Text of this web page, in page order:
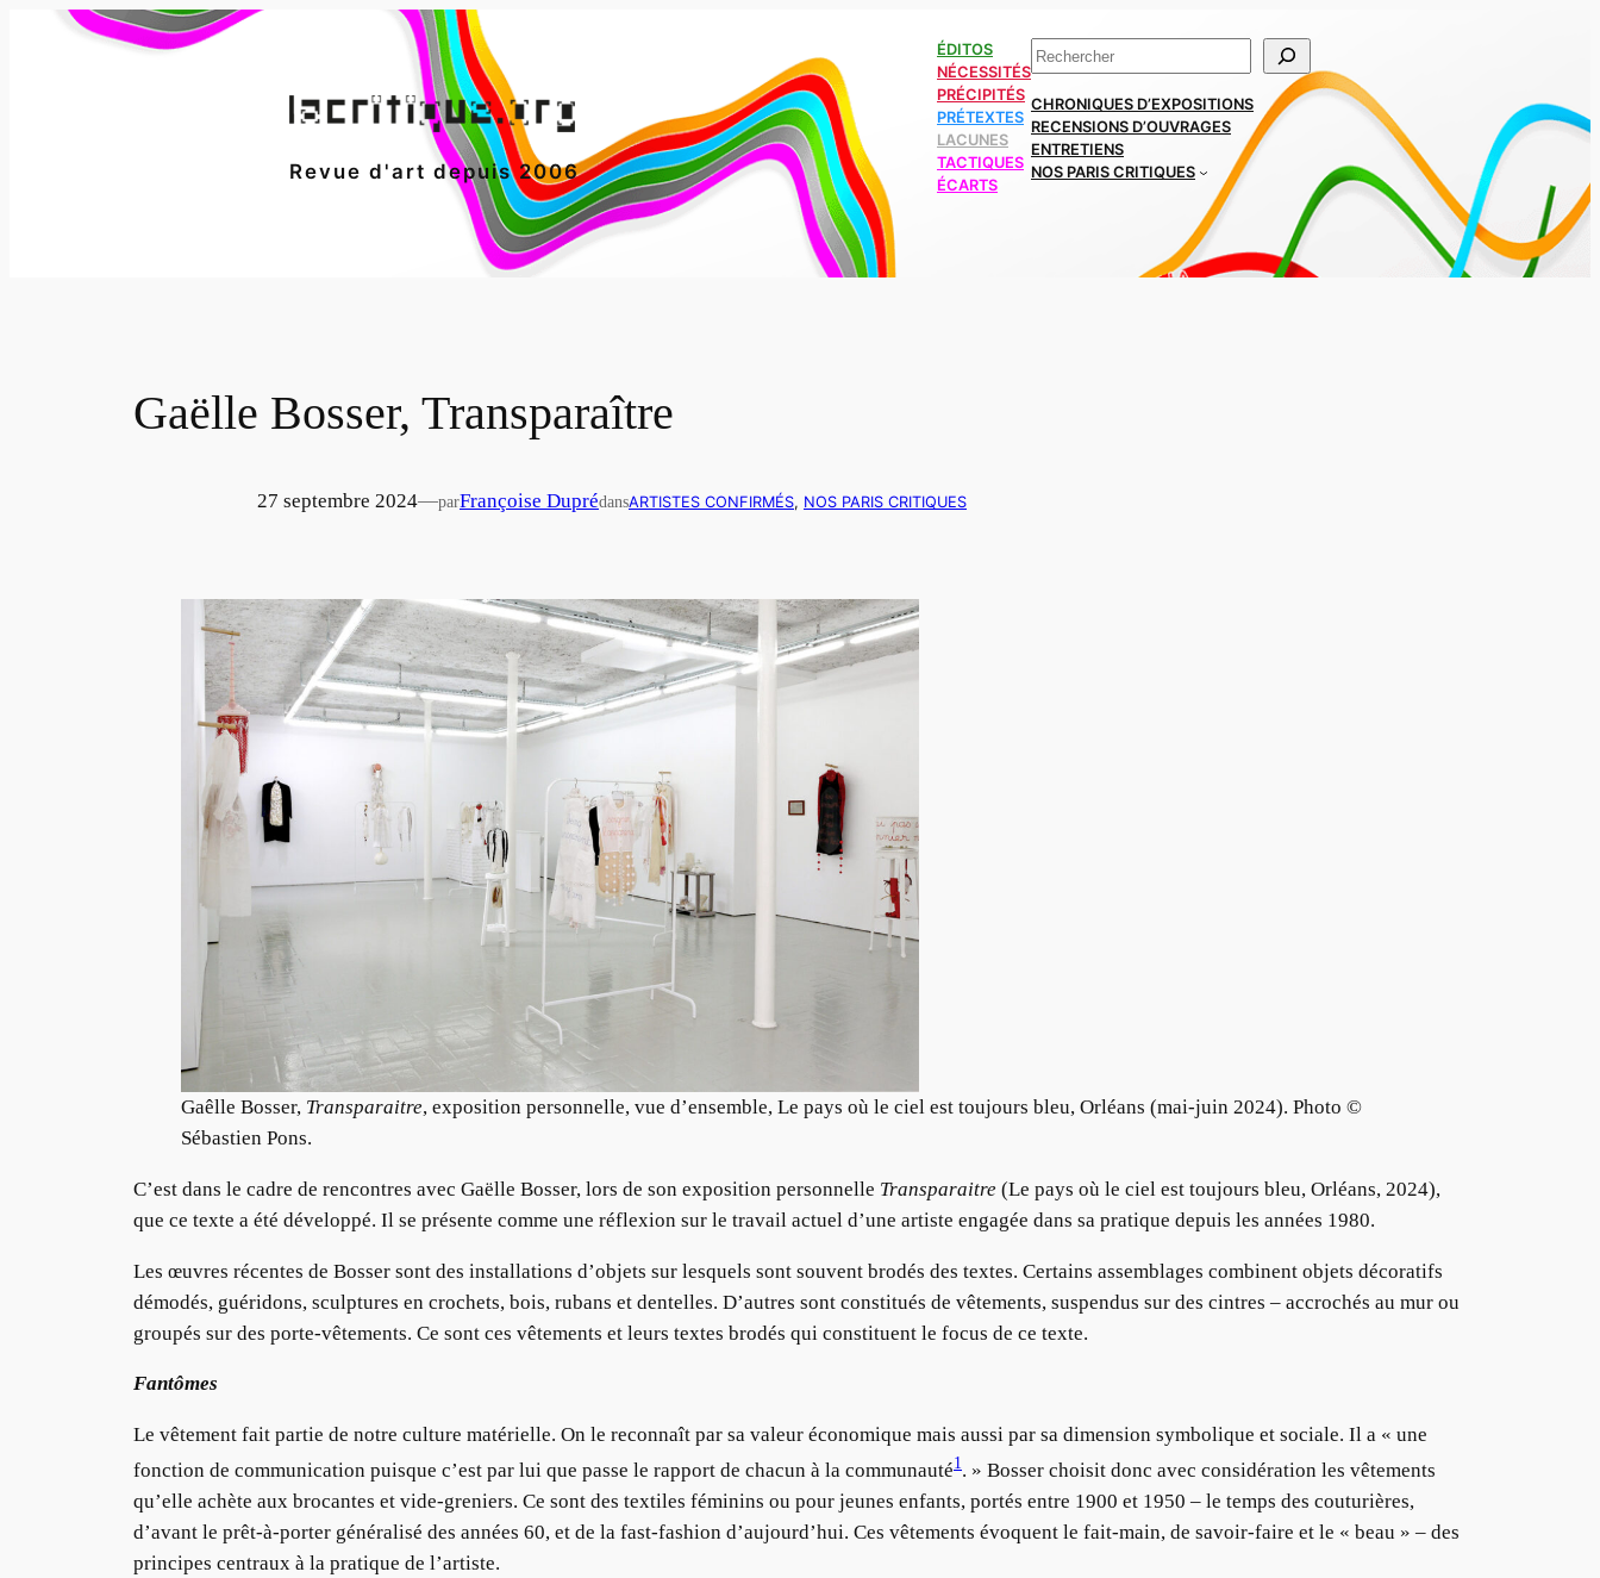
Revue d'art depuis 2006
ÉDITOS
NÉCESSITÉS
PRÉCIPITÉS
PRÉTEXTES
LACUNES
TACTIQUES
ÉCARTS
Rechercher
CHRONIQUES D’EXPOSITIONS
RECENSIONS D’OUVRAGES
ENTRETIENS
NOS PARIS CRITIQUES
Gaëlle Bosser, Transparaître
27 septembre 2024—parFrançoise DuprédansARTISTES CONFIRMÉS, NOS PARIS CRITIQUES
Gaêlle Bosser, Transparaitre, exposition personnelle, vue d’ensemble, Le pays où le ciel est toujours bleu, Orléans (mai-juin 2024). Photo ©
Sébastien Pons.
C’est dans le cadre de rencontres avec Gaëlle Bosser, lors de son exposition personnelle Transparaitre (Le pays où le ciel est toujours bleu, Orléans, 2024),
que ce texte a été développé. Il se présente comme une réflexion sur le travail actuel d’une artiste engagée dans sa pratique depuis les années 1980.
Les œuvres récentes de Bosser sont des installations d’objets sur lesquels sont souvent brodés des textes. Certains assemblages combinent objets décoratifs
démodés, guéridons, sculptures en crochets, bois, rubans et dentelles. D’autres sont constitués de vêtements, suspendus sur des cintres – accrochés au mur ou
groupés sur des porte-vêtements. Ce sont ces vêtements et leurs textes brodés qui constituent le focus de ce texte.
Fantômes
Le vêtement fait partie de notre culture matérielle. On le reconnaît par sa valeur économique mais aussi par sa dimension symbolique et sociale. Il a « une
fonction de communication puisque c’est par lui que passe le rapport de chacun à la communauté1. » Bosser choisit donc avec considération les vêtements
qu’elle achète aux brocantes et vide-greniers. Ce sont des textiles féminins ou pour jeunes enfants, portés entre 1900 et 1950 – le temps des couturières,
d’avant le prêt-à-porter généralisé des années 60, et de la fast-fashion d’aujourd’hui. Ces vêtements évoquent le fait-main, de savoir-faire et le « beau » – des
principes centraux à la pratique de l’artiste.